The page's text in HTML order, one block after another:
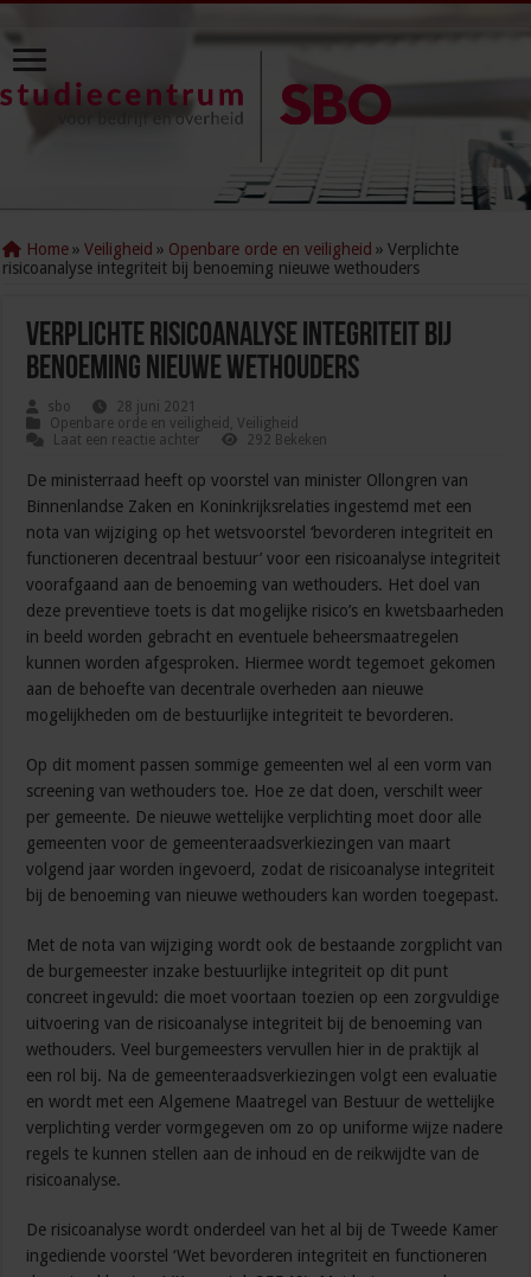
Home » Veiligheid » Openbare orde en veiligheid » Verplichte
risicoanalyse integriteit bij benoeming nieuwe wethouders
Verplichte risicoanalyse integriteit bij
benoeming nieuwe wethouders
sbo
28 juni 2021
Openbare orde en veiligheid ,Veiligheid
Laat een reactie achter
292 Bekeken
De ministerraad heeft op voorstel van minister Ollongren van
Binnenlandse Zaken en Koninkrijksrelaties ingestemd met een
nota van wijziging op het wetsvoorstel ‘bevorderen integriteit en
functioneren decentraal bestuur’ voor een risicoanalyse integriteit
voorafgaand aan de benoeming van wethouders. Het doel van
deze preventieve toets is dat mogelijke risico’s en kwetsbaarheden
in beeld worden gebracht en eventuele beheersmaatregelen
kunnen worden afgesproken. Hiermee wordt tegemoet gekomen
aan de behoefte van decentrale overheden aan nieuwe
mogelijkheden om de bestuurlijke integriteit te bevorderen.
Op dit moment passen sommige gemeenten wel al een vorm van
screening van wethouders toe. Hoe ze dat doen, verschilt weer
per gemeente. De nieuwe wettelijke verplichting moet door alle
gemeenten voor de gemeenteraadsverkiezingen van maart
volgend jaar worden ingevoerd, zodat de risicoanalyse integriteit
bij de benoeming van nieuwe wethouders kan worden toegepast.
Met de nota van wijziging wordt ook de bestaande zorgplicht van
de burgemeester inzake bestuurlijke integriteit op dit punt
concreet ingevuld: die moet voortaan toezien op een zorgvuldige
uitvoering van de risicoanalyse integriteit bij de benoeming van
wethouders. Veel burgemeesters vervullen hier in de praktijk al
een rol bij. Na de gemeenteraadsverkiezingen volgt een evaluatie
en wordt met een Algemene Maatregel van Bestuur de wettelijke
verplichting verder vormgegeven om zo op uniforme wijze nadere
regels te kunnen stellen aan de inhoud en de reikwijdte van de
risicoanalyse.
De risicoanalyse wordt onderdeel van het al bij de Tweede Kamer
ingediende voorstel ‘Wet bevorderen integriteit en functioneren